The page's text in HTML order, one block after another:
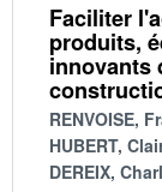
Faciliter
produits,
innovants
RENVOISE,
HUBERT,
DEREIX,